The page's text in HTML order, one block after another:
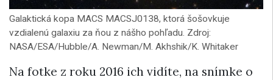
Galaktická kopa MACS MACSJ0138, ktorá šošovkuje
vzdialenú galaxiu za ňou z nášho pohľadu. Zdroj:
NASA/ESA/Hubble/A. Newman/M. Akhshik/K. Whitaker
Na fotke z roku 2016 ich vidíte, na snímke o